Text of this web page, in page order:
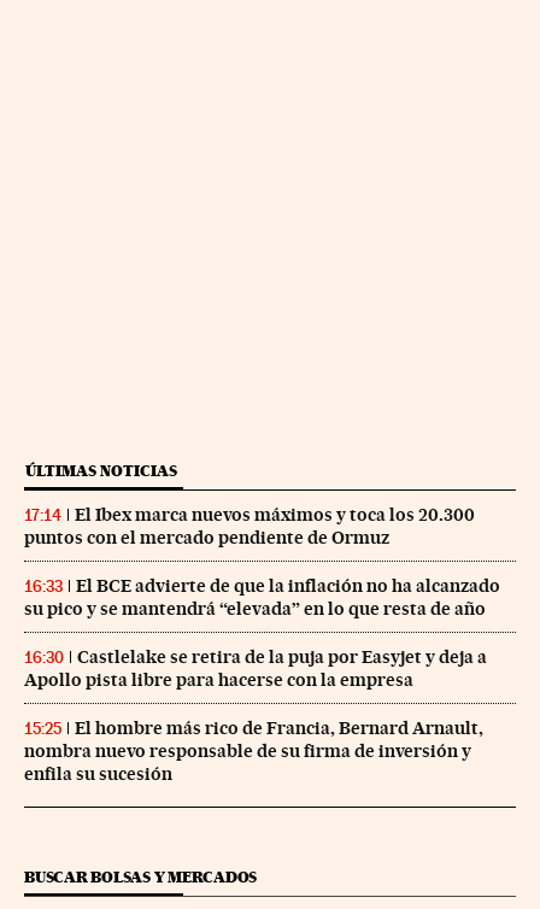
ÚLTIMAS NOTICIAS
17:14
El Ibex marca nuevos máximos y toca los 20.300
puntos con el mercado pendiente de Ormuz
16:33
El BCE advierte de que la inflación no ha alcanzado
su pico y se mantendrá “elevada” en lo que resta de año
16:30
Castlelake se retira de la puja por Easyjet y deja a
Apollo pista libre para hacerse con la empresa
15:25
El hombre más rico de Francia, Bernard Arnault,
nombra nuevo responsable de su firma de inversión y
enfila su sucesión
BUSCAR BOLSAS Y MERCADOS